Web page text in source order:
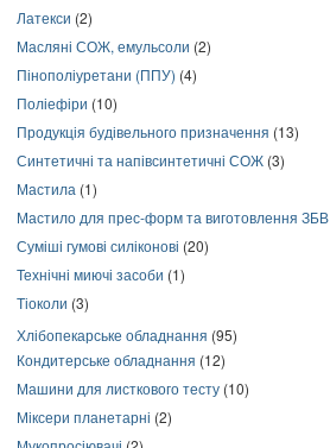
Латекси (2)
Масляні СОЖ, емульсоли (2)
Пінополіуретани (ППУ) (4)
Поліефіри (10)
Продукція будівельного призначення (13)
Синтетичні та напівсинтетичні СОЖ (3)
Мастила (1)
Мастило для прес-форм та виготовлення ЗБВ
Суміші гумові силіконові (20)
Технічні миючі засоби (1)
Тіоколи (3)
Хлібопекарське обладнання (95)
Кондитерське обладнання (12)
Машини для листкового тесту (10)
Міксери планетарні (2)